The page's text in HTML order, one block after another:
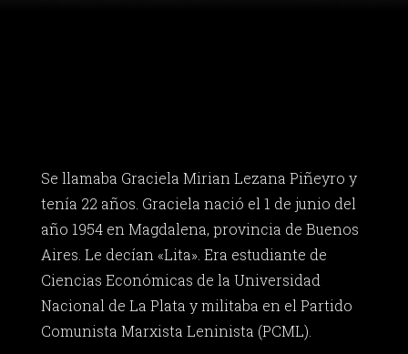
Se llamaba Graciela Mirian Lezana Piñeyro y
tenía 22 años. Graciela nació el 1 de junio del
año 1954 en Magdalena, provincia de Buenos
Aires. Le decían «Lita». Era estudiante de
Ciencias Económicas de la Universidad
Nacional de La Plata y militaba en el Partido
Comunista Marxista Leninista (PCML).